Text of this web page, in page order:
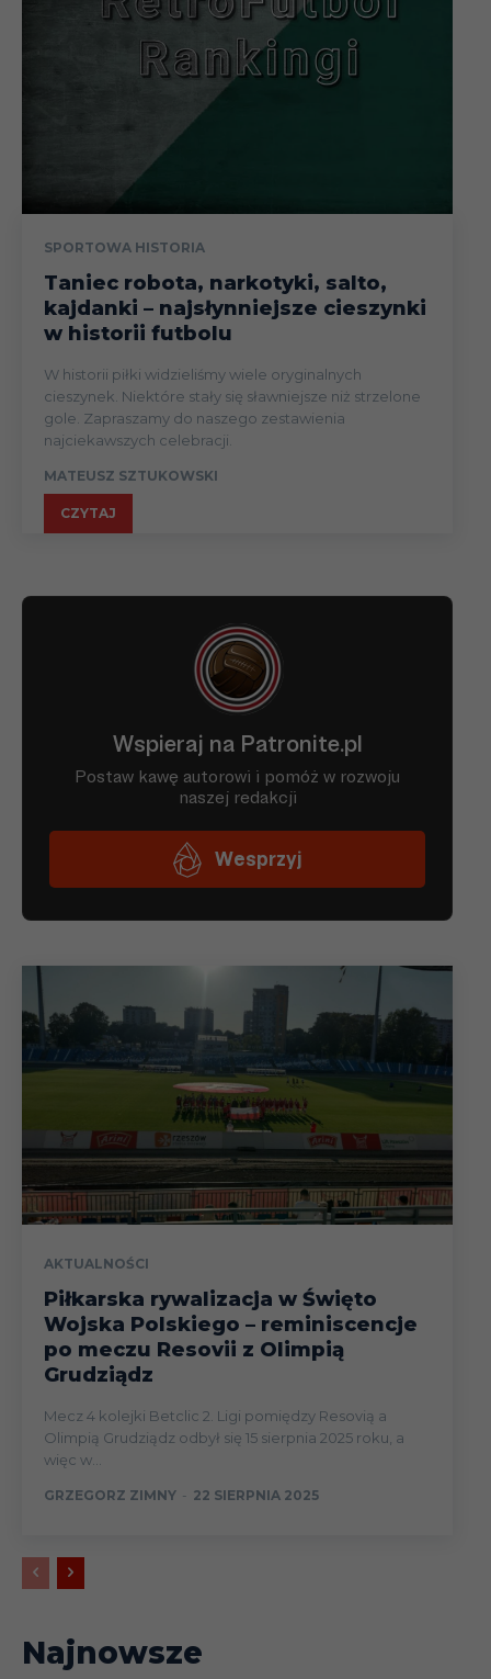
SPORTOWA HISTORIA
Taniec robota, narkotyki, salto,
kajdanki – najsłynniejsze cieszynki
w historii futbolu
W historii piłki widzieliśmy wiele oryginalnych
cieszynek. Niektóre stały się sławniejsze niż strzelone
gole. Zapraszamy do naszego zestawienia
najciekawszych celebracji.
MATEUSZ SZTUKOWSKI
CZYTAJ
AKTUALNOŚCI
Piłkarska rywalizacja w Święto
Wojska Polskiego – reminiscencje
po meczu Resovii z Olimpią
Grudziądz
Mecz 4 kolejki Betclic 2. Ligi pomiędzy Resovią a
Olimpią Grudziądz odbył się 15 sierpnia 2025 roku, a
więc w...
GRZEGORZ ZIMNY - 22 SIERPNIA 2025
Najnowsze